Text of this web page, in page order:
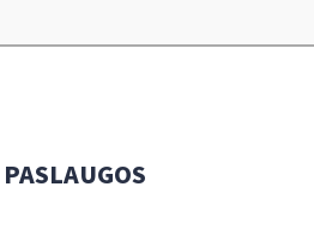
PASLAUGOS